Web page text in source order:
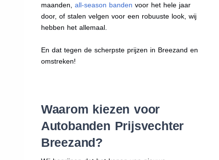
maanden, all-season banden voor het hele jaar
door, of stalen velgen voor een robuuste look, wij
hebben het allemaal.
En dat tegen de scherpste prijzen in Breezand en
omstreken!
Waarom kiezen voor
Autobanden Prijsvechter
Breezand?